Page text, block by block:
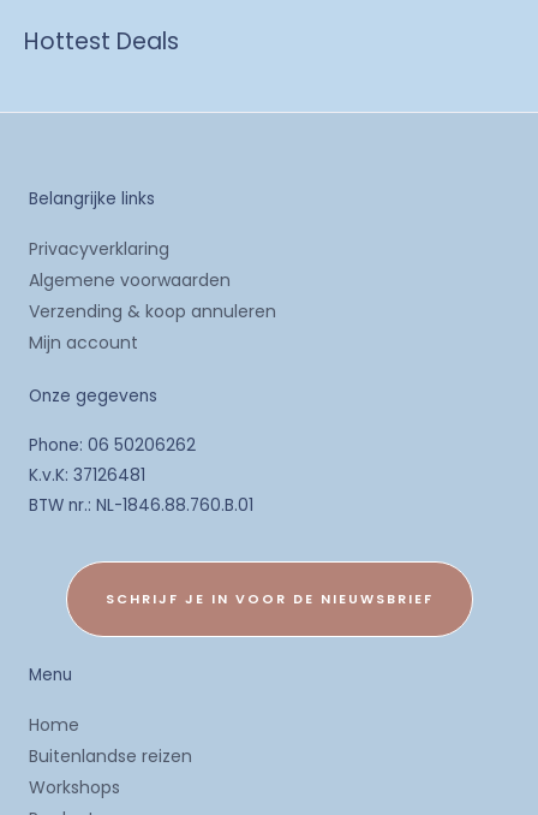
Hottest Deals
Menu
Home
Buitenlandse reizen
Workshops
Onze gegevens
Phone: 06 50206262
K.v.K: 37126481
BTW nr.: NL-1846.88.760.B.01
SCHRIJF JE IN VOOR DE NIEUWSBRIEF
Belangrijke links
Privacyverklaring
Algemene voorwaarden
Verzending & koop annuleren
Mijn account